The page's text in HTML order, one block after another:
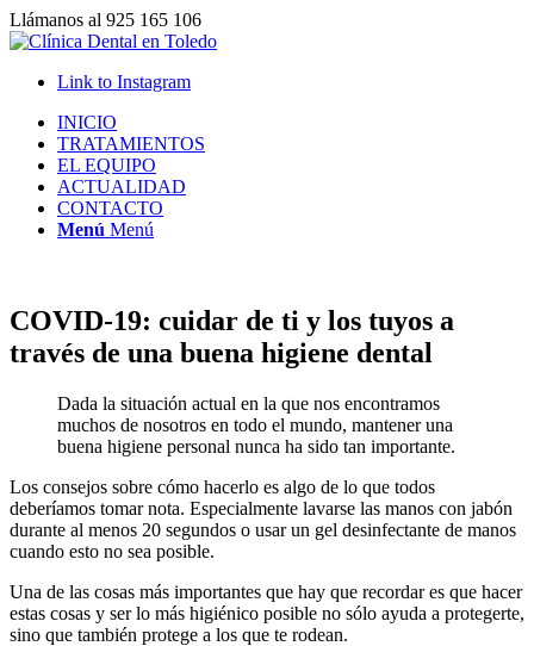
Llámanos al 925 165 106
Link to Instagram
INICIO
TRATAMIENTOS
EL EQUIPO
ACTUALIDAD
CONTACTO
Menú Menú
COVID-19: cuidar de ti y los tuyos a
través de una buena higiene dental
Dada la situación actual en la que nos encontramos
muchos de nosotros en todo el mundo, mantener una
buena higiene personal nunca ha sido tan importante.
Los consejos sobre cómo hacerlo es algo de lo que todos
deberíamos tomar nota. Especialmente lavarse las manos con jabón
durante al menos 20 segundos o usar un gel desinfectante de manos
cuando esto no sea posible.
Una de las cosas más importantes que hay que recordar es que hacer
estas cosas y ser lo más higiénico posible no sólo ayuda a protegerte,
sino que también protege a los que te rodean.